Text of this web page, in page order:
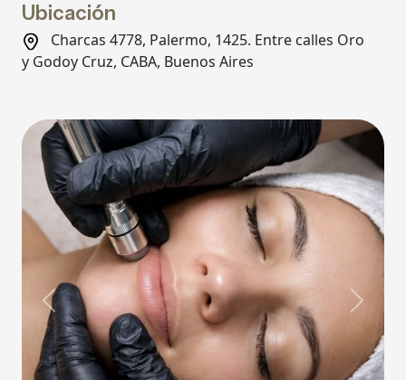
Ubicación
Charcas 4778, Palermo, 1425. Entre calles Oro
y Godoy Cruz, CABA, Buenos Aires
Previous Next